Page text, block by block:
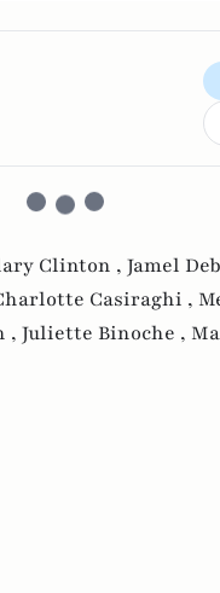
Clinton , Jamel
Casiraghi ,
, Juliette Binoche ,